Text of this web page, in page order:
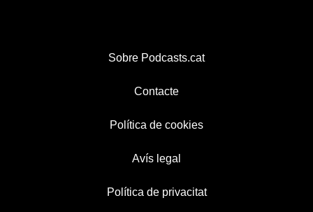
Sobre Podcasts.cat
Contacte
Política de cookies
Avís legal
Política de privacitat